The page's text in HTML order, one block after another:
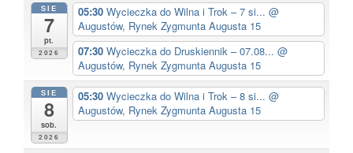
SIE
7
pt.
2026
05:30 Wycieczka do Wilna i Trok – 7 si... @
Augustów, Rynek Zygmunta Augusta 15
07:30 Wycieczka do Druskiennik – 07.08... @
Augustów, Rynek Zygmunta Augusta 15
SIE
8
sob.
2026
05:30 Wycieczka do Wilna i Trok – 8 si... @
Augustów, Rynek Zygmunta Augusta 15